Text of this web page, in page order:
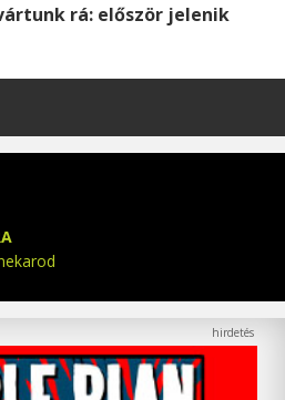
rá: először jelenik